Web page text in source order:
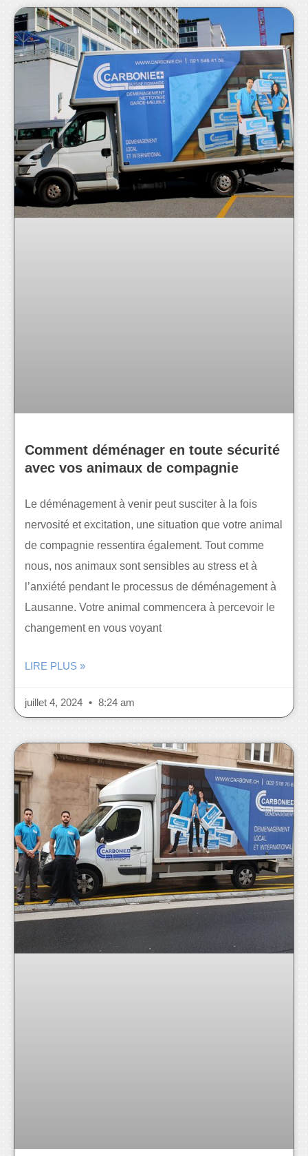
Comment déménager en toute sécurité
avec vos animaux de compagnie
Le déménagement à venir peut susciter à la fois
nervosité et excitation, une situation que votre animal
de compagnie ressentira également. Tout comme
nous, nos animaux sont sensibles au stress et à
l’anxiété pendant le processus de déménagement à
Lausanne. Votre animal commencera à percevoir le
changement en vous voyant
LIRE PLUS »
juillet 4, 2024 8:24 am